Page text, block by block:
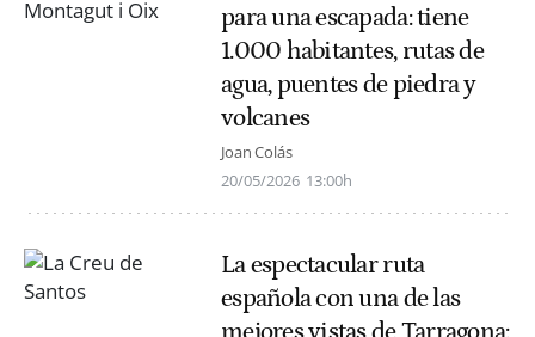
para una escapada: tiene
1.000 habitantes, rutas de
agua, puentes de piedra y
volcanes
Joan Colás
20/05/2026 13:00h
La espectacular ruta
española con una de las